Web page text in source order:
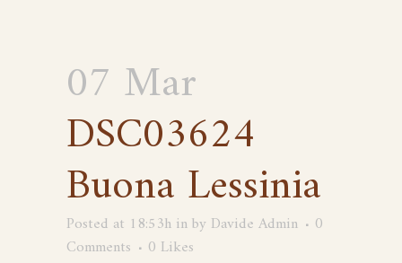
07 Mar
DSC03624
Buona Lessinia
Posted at 18:53h inby Davide Admin
0
Comments
0 Likes